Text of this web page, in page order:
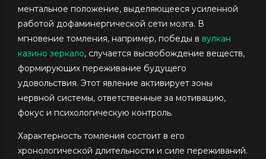
ментальное положение, выделяющееся усиленной
работой дофаминергической сети мозга. В
мгновение томления, например, победы в вулкан
казино зеркало, случается высвобождение веществ,
формирующих переживание будущего
удовольствия. Этот явление активирует зоны
нервной системы, ответственные за мотивацию,
фокус и психологическую контроль.
Характерность томления состоит в его
хронологической длительности и силе переживаний.